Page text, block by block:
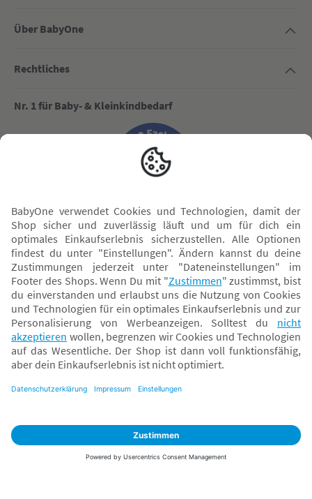
Über BabyOne
Rechtliches
Nr. 1 für Baby- & Kleinkindbedarf